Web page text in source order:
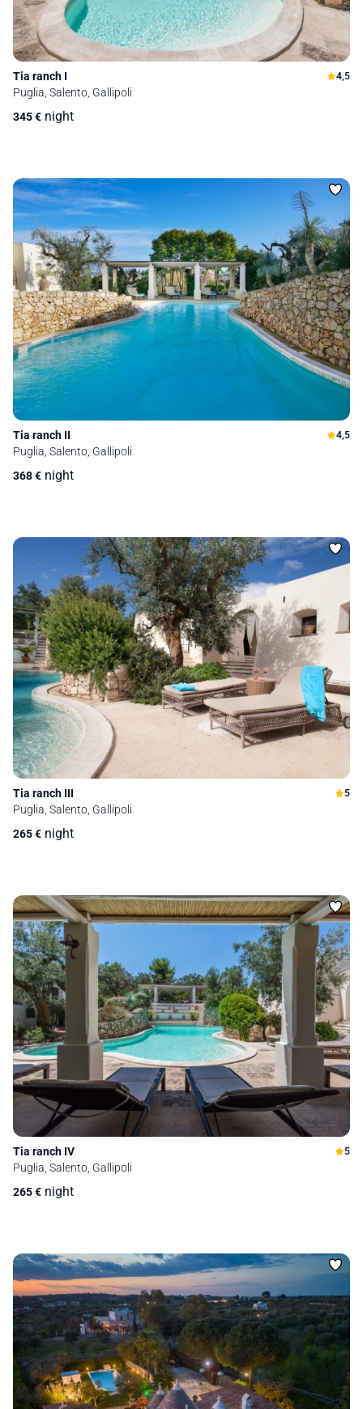
Tia ranch I 4,5
Puglia, Salento, Gallipoli
345€ night
Tia ranch II 4,5
Puglia, Salento, Gallipoli
368€ night
Tia ranch III 5
Puglia, Salento, Gallipoli
265€ night
Tia ranch IV 5
Puglia, Salento, Gallipoli
265€ night